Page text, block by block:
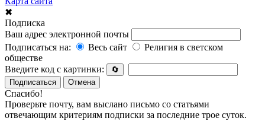
✖
Подписка
Ваш адрес электронной почты
Подписаться на:
Весь сайт
Религия в светском
обществе
Введите код с картинки:
🔄
Подписаться
Отмена
Спасибо!
Проверьте почту, вам выслано письмо со статьями
отвечающим критериям подписки за последние трое суток.